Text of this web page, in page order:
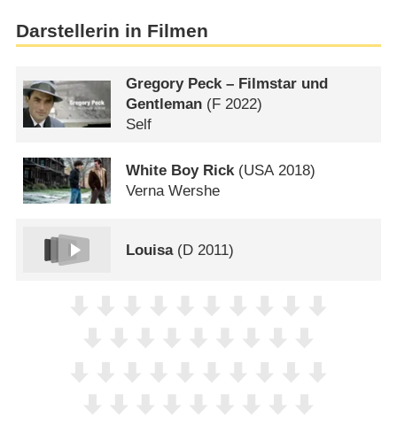
Darstellerin in Filmen
Gregory Peck – Filmstar und
Gentleman (F 2022)
Self
White Boy Rick(USA2018)
Verna Wershe
Louisa(D 2011)